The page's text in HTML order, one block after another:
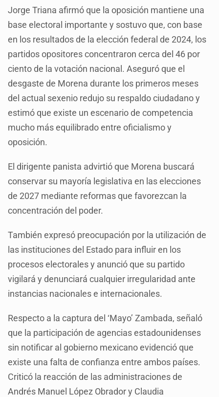
Jorge Triana afirmó que la oposición mantiene una
base electoral importante y sostuvo que, con base
en los resultados de la elección federal de 2024, los
partidos opositores concentraron cerca del 46 por
ciento de la votación nacional. Aseguró que el
desgaste de Morena durante los primeros meses
del actual sexenio redujo su respaldo ciudadano y
estimó que existe un escenario de competencia
mucho más equilibrado entre oficialismo y
oposición.
El dirigente panista advirtió que Morena buscará
conservar su mayoría legislativa en las elecciones
de 2027 mediante reformas que favorezcan la
concentración del poder.
También expresó preocupación por la utilización de
las instituciones del Estado para influir en los
procesos electorales y anunció que su partido
vigilará y denunciará cualquier irregularidad ante
instancias nacionales e internacionales.
Respecto a la captura del ‘Mayo’ Zambada, señaló
que la participación de agencias estadounidenses
sin notificar al gobierno mexicano evidenció que
existe una falta de confianza entre ambos países.
Criticó la reacción de las administraciones de
Andrés Manuel López Obrador y Claudia